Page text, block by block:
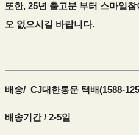
또한, 25년 출고분 부터 스마일
오 없으시길 바랍니다.
배송/ CJ대한통운 택배(1588-
배송기간 / 2-5일